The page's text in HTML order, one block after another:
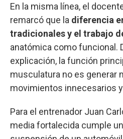
En la misma línea, el
remarcó que la diferencia
tradicionales y el trabajo
anatómica como funcional.
explicación, la función
musculatura no es generar
movimientos innecesarios
Para el entrenador Juan
media fortalecida cumple